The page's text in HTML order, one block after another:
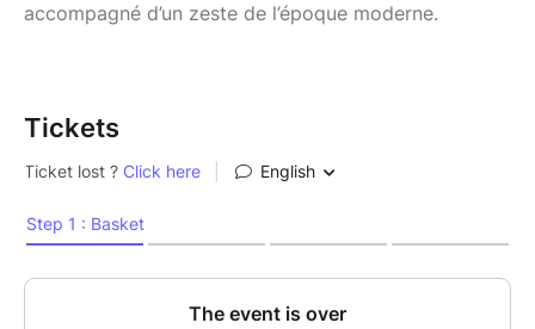
accompagné d’un zeste de l’époque moderne.
Tickets